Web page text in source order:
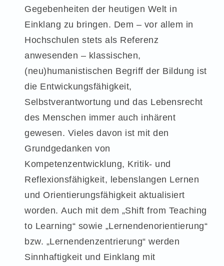
Gegebenheiten der heutigen Welt in
Einklang zu bringen. Dem – vor allem in
Hochschulen stets als Referenz
anwesenden – klassischen,
(neu)humanistischen Begriff der Bildung ist
die Entwickungsfähigkeit,
Selbstverantwortung und das Lebensrecht
des Menschen immer auch inhärent
gewesen. Vieles davon ist mit den
Grundgedanken von
Kompetenzentwicklung, Kritik- und
Reflexionsfähigkeit, lebenslangen Lernen
und Orientierungsfähigkeit aktualisiert
worden. Auch mit dem „Shift from Teaching
to Learning“ sowie „Lernendenorientierung“
bzw. „Lernendenzentrierung“ werden
Sinnhaftigkeit und Einklang mit